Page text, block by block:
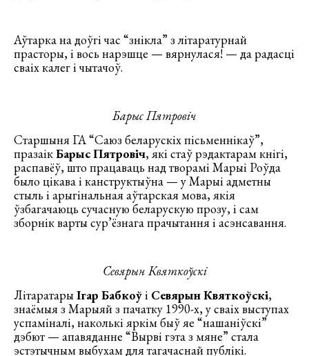
Аўтарка на доўгі час “знікла” з літаратурнай
прасторы, і вось нарэшце — вярнулася! — да радасці
сваіх калег і чытачоў.
Барыс Пятровіч
Старшыня ГА “Саюз беларускіх пісьменнікаў”,
празаікБарыс Пятровіч, які стаў рэдактарам кнігі,
распавёў, што працаваць над творамі Марыі Роўда
было цікава і канструктыўна — у Марыі адметны
стыль і арыгінальная аўтарская мова, якія
ўзбагачаюць сучасную беларускую прозу, і сам
зборнік варты сур’ёзнага прачытання і асэнсавання.
Севярын Квяткоўскі
ЛітаратарыІгар Бабкоўі Севярын Квяткоўскі,
знаёмыя з Марыяй з пачатку 1990-х, у сваіх выступах
успаміналі, наколькі яркім быў яе “нашаніўскі”
дэбют — апавяданне “Вырві гэта з мяне” стала
эстэтычным выбухам для тагачаснай публікі.